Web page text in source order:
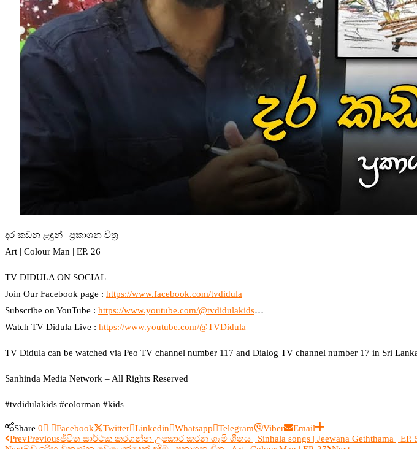
දර කඩන ළඳුන් | ප්‍රකාශන චිත්‍ර
Art | Colour Man | EP. 26
TV DIDULA ON SOCIAL
Join Our Facebook page : https://www.facebook.com/tvdidula
Subscribe on YouTube : https://www.youtube.com/@tvdidulakids…
Watch TV Didula Live : https://www.youtube.com/@TVDidula
TV Didula can be watched via Peo TV channel number 117 and Dialog TV channel number 17 in Sri
Sanhinda Media Network – All Rights Reserved
#tvdidulakids #colorman #kids
Share 0 Facebook Twitter Linkedin Whatsapp Telegram Viber
Email
PrevPreviousජීවිත සාර්ථක කරගන්න උපකාර කරන ගැමි ගීතය | Sinhala songs | Jeewana Geththama | EP.